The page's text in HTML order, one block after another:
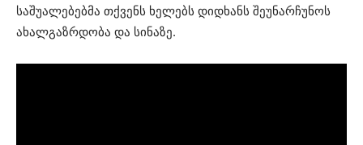
საშუალებებმა თქვენს ხელებს დიდხანს შეუნარჩუნოს
ახალგაზრდობა და სინაზე.